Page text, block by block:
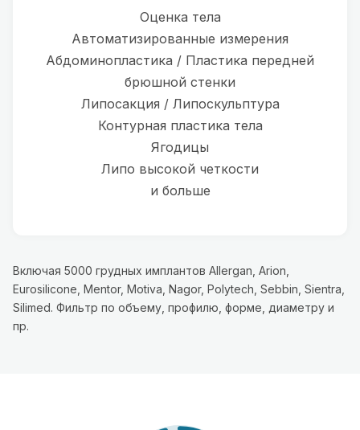
Оценка тела
Автоматизированные измерения
Абдоминопластика / Пластика передней
брюшной стенки
Липосакция / Липоскульптура
Контурная пластика тела
Ягодицы
Липо высокой четкости
и больше
Включая 5000 грудных имплантов Allergan, Arion,
Eurosilicone, Mentor, Motiva, Nagor, Polytech, Sebbin, Sientra,
Silimed. Фильтр по объему, профилю, форме, диаметру и
пр.